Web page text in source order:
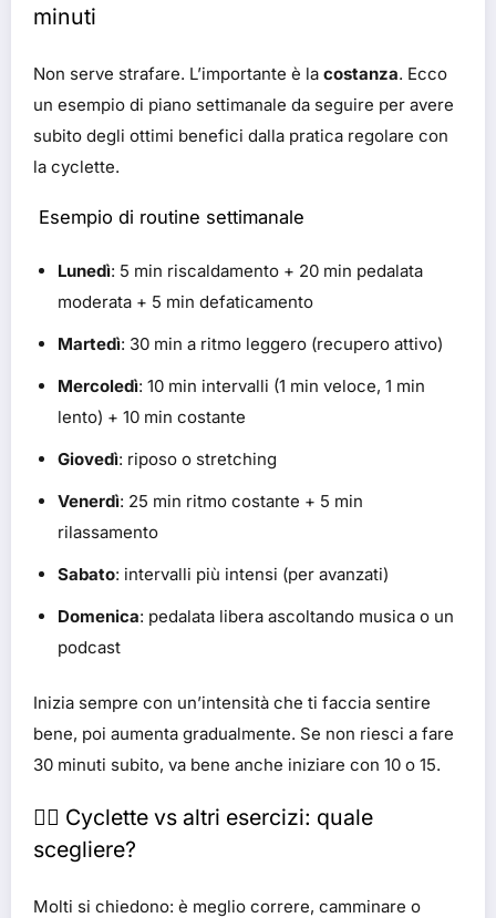
minuti
Non serve strafare. L’importante è la costanza. Ecco
un esempio di piano settimanale da seguire per avere
subito degli ottimi benefici dalla pratica regolare con
la cyclette.
Esempio di routine settimanale
Lunedì: 5 min riscaldamento + 20 min pedalata
moderata + 5 min defaticamento
Martedì: 30 min a ritmo leggero (recupero attivo)
Mercoledì: 10 min intervalli (1 min veloce, 1 min
lento) + 10 min costante
Giovedì: riposo o stretching
Venerdì: 25 min ritmo costante + 5 min
rilassamento
Sabato: intervalli più intensi (per avanzati)
Domenica: pedalata libera ascoltando musica o un
podcast
Inizia sempre con un’intensità che ti faccia sentire
bene, poi aumenta gradualmente. Se non riesci a fare
30 minuti subito, va bene anche iniziare con 10 o 15.
🚴‍♂️ Cyclette vs altri esercizi: quale
scegliere?
Molti si chiedono: è meglio correre, camminare o